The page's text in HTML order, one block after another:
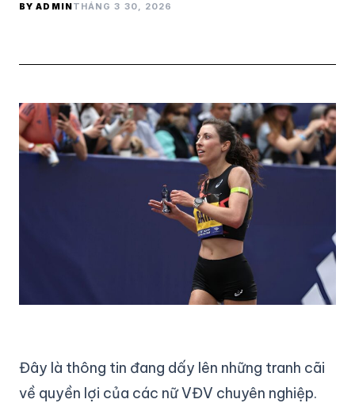
BY ADMINTHÁNG 3 30, 2026
Đây là thông tin đang dấy lên những tranh cãi
về quyền lợi của các nữ VĐV chuyên nghiệp.